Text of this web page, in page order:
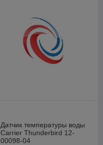
Датчик температуры воды
Carrier Thunderbird 12-
00098-04